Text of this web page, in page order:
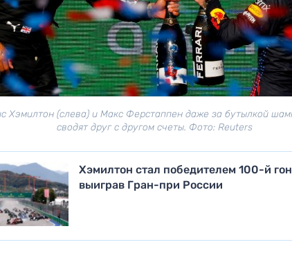
Хэмилтон (слева) и Макс Ферстаппен даже за бутылкой
сводят друг с другом счеты. Фото: Reuters
Хэмилтон стал победителем 100-й
выиграв Гран-при России